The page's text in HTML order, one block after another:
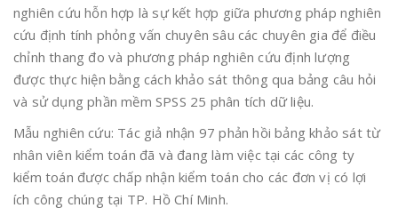
nghiên cứu hỗn hợp là sự kết hợp giữa phương pháp nghiên
cứu định tính phỏng vấn chuyên sâu các chuyên gia để điều
chỉnh thang đo và phương pháp nghiên cứu định lượng
được thực hiện bằng cách khảo sát thông qua bảng câu hỏi
và sử dụng phần mềm SPSS 25 phân tích dữ liệu.
Mẫu nghiên cứu: Tác giả nhận 97 phản hồi bảng khảo sát từ
nhân viên kiểm toán đã và đang làm việc tại các công ty
kiểm toán được chấp nhận kiểm toán cho các đơn vị có lợi
ích công chúng tại TP. Hồ Chí Minh.